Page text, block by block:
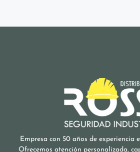
Empresa con 50 años de experiencia
Ofrecemos atención personalizada,